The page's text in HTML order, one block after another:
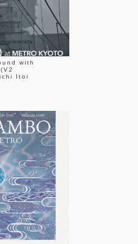
with
Itoi